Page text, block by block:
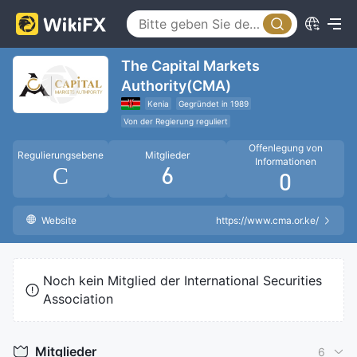
The Capital Markets
Authority(CMA)
Kenia
Gegründet in 1989
Von der Regierung reguliert
Regulierungsebene
C
Mitglieder
6
Offenlegung von
Informationen
0
Website https://www.cma.or.ke/
Noch kein Mitglied der International Securities
Association
Mitglieder 6